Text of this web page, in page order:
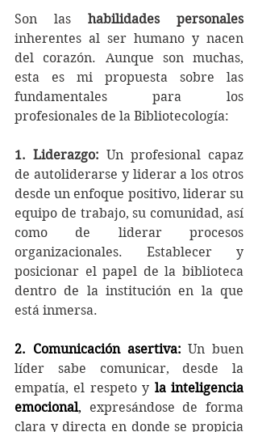
Son las habilidades personales
inherentes al ser humano y nacen
del corazón. Aunque son muchas,
esta es mi propuesta sobre las
fundamentales para los
profesionales de la Bibliotecología:
1. Liderazgo: Un profesional capaz
de autoliderarse y liderar a los otros
desde un enfoque positivo, liderar su
equipo de trabajo, su comunidad, así
como de liderar procesos
organizacionales. Establecer y
posicionar el papel de la biblioteca
dentro de la institución en la que
está inmersa.
2. Comunicación asertiva: Un buen
líder sabe comunicar, desde la
empatía, el respeto y la inteligencia
emocional, expresándose de forma
clara y directa en donde se propicia